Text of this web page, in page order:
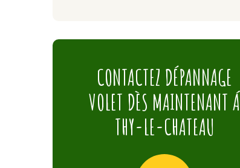
CONTACTEZ DÉPANNAGE
VOLET DÈS MAINTENANT Á
THY-LE-CHATEAU